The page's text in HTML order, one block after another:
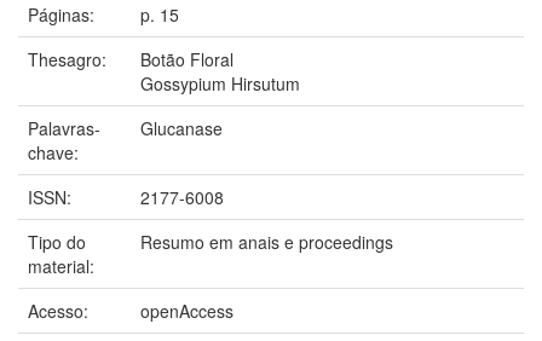
Páginas:
p. 15
Thesagro:
Botão Floral
Gossypium Hirsutum
Palavras-
chave:
Glucanase
ISSN:
2177-6008
Tipo do
material:
Resumo em anais e proceedings
Acesso:
openAccess